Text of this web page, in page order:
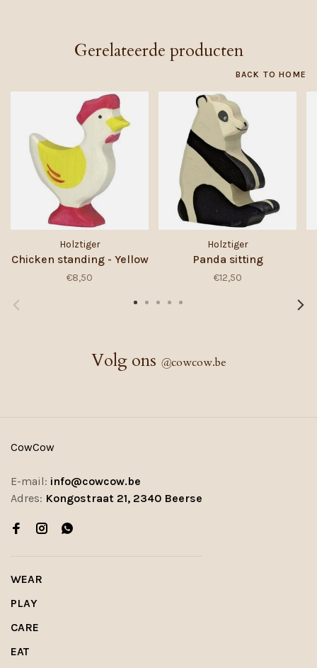
Gerelateerde producten
BACK TO HOME
Holztiger
Chicken standing - Yellow
€8,50
Holztiger
Panda sitting
€12,50
Volg ons @cowcow.be
CowCow
E-mail: info@cowcow.be
Adres: Kongostraat 21, 2340 Beerse
WEAR
PLAY
CARE
EAT